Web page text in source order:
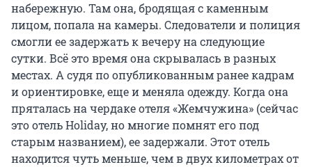
набережную. Там она, бродящая с каменным
лицом, попала на камеры. Следователи и полиция
смогли ее задержать к вечеру на следующие
сутки. Всё это время она скрывалась в разных
местах. А судя по опубликованным ранее кадрам
и ориентировке, еще и меняла одежду. Когда она
пряталась на чердаке отеля «Жемчужина» (сейчас
это отель Holiday, но многие помнят его под
старым названием), ее задержали. Этот отель
находится чуть меньше, чем в двух километрах от